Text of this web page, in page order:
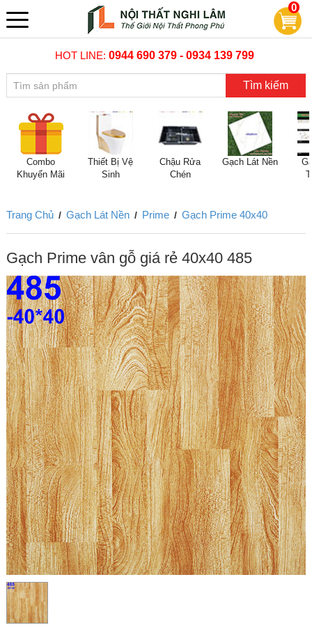
0
HOT LINE:0944 690 379 - 0934 139 799
Tìm kiếm
Combo
Khuyến Mãi
Thiết Bị Vệ
Sinh
Chậu Rửa
Chén
Gạch Lát Nền
Trang Chủ / Gạch Lát Nền / Prime / Gạch Prime 40x40
Gạch Prime vân gỗ giá rẻ 40x40 485